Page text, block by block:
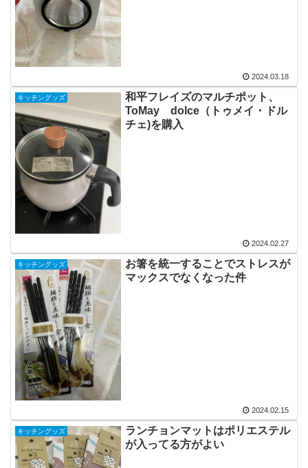
2024.03.18
キッチングッズ
和平フレイズのマルチポット、
ToMay dolce（トゥメイ・ドル
チェ)を購入
2024.02.27
キッチングッズ
お箸を統一することでストレスが
マックスでなくなった件
2024.02.15
キッチングッズ
ランチョンマットはポリエステル
が入ってる方がよい